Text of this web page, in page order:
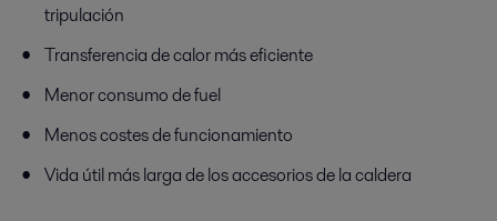
tripulación
Transferencia de calor más eficiente
Menor consumo de fuel
Menos costes de funcionamiento
Vida útil más larga de los accesorios de la caldera